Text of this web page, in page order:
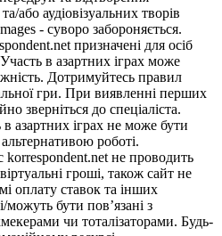
або аудіовізуальних творів
- суворо забороняється.
призначені для осіб
в азартних іграх може
Дотримуйтесь правил
гри. При виявленні перших
зверніться до спеціаліста.
азартних іграх не може бути
роботі.
korrespondent.net не проводить
гроші, також сайт не
оплату ставок та інших
можуть бути пов’язані з
чи тоталізаторами. Будь-